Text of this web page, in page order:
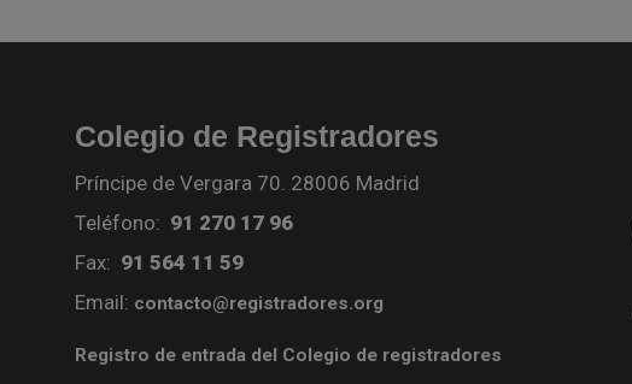
Colegio de Registradores
Príncipe de Vergara 70. 28006 Madrid
Teléfono: 91 270 17 96
Fax: 91 564 11 59
Email: contacto@registradores.org
Registro de entrada del Colegio de registradores